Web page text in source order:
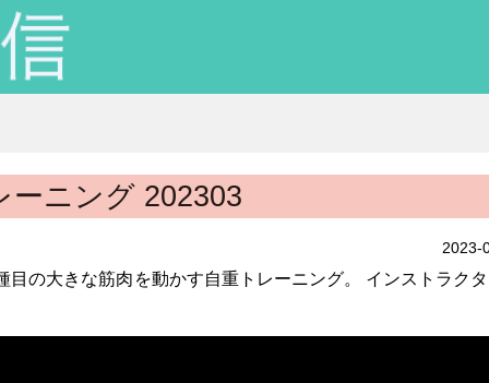
ーニング 202303
2023-
の大きな筋肉を動かす自重トレーニング。 インストラク